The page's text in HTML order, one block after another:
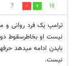
18
7
ترامپ یک فرد روانی و
نیست او بخاطرسقوط
بایدن ادامه میدهد
نیست.